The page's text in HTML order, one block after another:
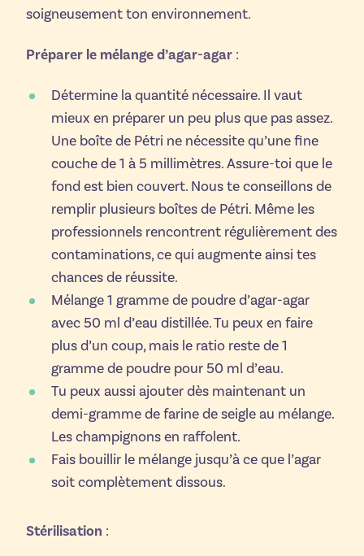
soigneusement ton environnement.
Préparer le mélange d’agar-agar :
Détermine la quantité nécessaire. Il vaut
mieux en préparer un peu plus que pas assez.
Une boîte de Pétri ne nécessite qu’une fine
couche de 1 à 5 millimètres. Assure-toi que le
fond est bien couvert. Nous te conseillons de
remplir plusieurs boîtes de Pétri. Même les
professionnels rencontrent régulièrement des
contaminations, ce qui augmente ainsi tes
chances de réussite.
Mélange 1 gramme de poudre d’agar-agar
avec 50 ml d’eau distillée. Tu peux en faire
plus d’un coup, mais le ratio reste de 1
gramme de poudre pour 50 ml d’eau.
Tu peux aussi ajouter dès maintenant un
demi-gramme de farine de seigle au mélange.
Les champignons en raffolent.
Fais bouillir le mélange jusqu’à ce que l’agar
soit complètement dissous.
Stérilisation :